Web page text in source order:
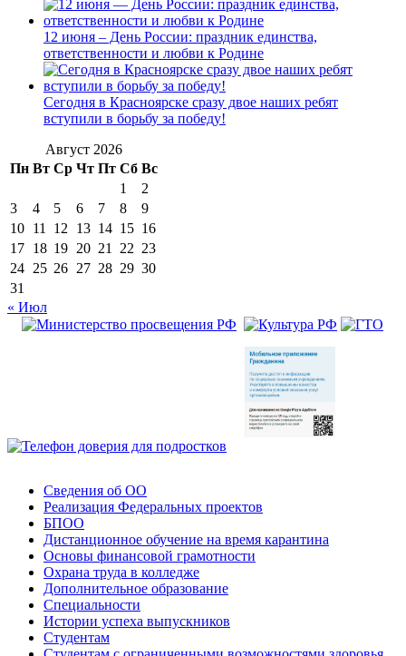
12 июня – День России: праздник единства,
ответственности и любви к Родине
Сегодня в Красноярске сразу двое наших ребят
вступили в борьбу за победу!
Август 2026
Пн Вт Ср Чт Пт Сб Вс
1
2
3
4 5 6 7 8
9
10 11 12 13 14 15 16
17 18 19 20 21 22 23
24 25 26 27 28 29 30
31
« Июл
Сведения об ОО
Реализация Федеральных проектов
БПОО
Дистанционное обучение на время карантина
Основы финансовой грамотности
Охрана труда в колледже
Дополнительное образование
Специальности
Истории успеха выпускников
Студентам